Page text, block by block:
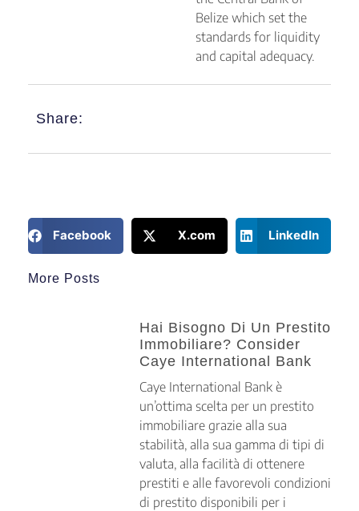
Belize which set the
standards for liquidity
and capital adequacy.
Share:
Facebook X.com LinkedIn
More Posts
Hai Bisogno Di Un Prestito
Immobiliare? Consider
Caye International Bank
Caye International Bank è
un’ottima scelta per un prestito
immobiliare grazie alla sua
stabilità, alla sua gamma di tipi di
valuta, alla facilità di ottenere
prestiti e alle favorevoli condizioni
di prestito disponibili per i